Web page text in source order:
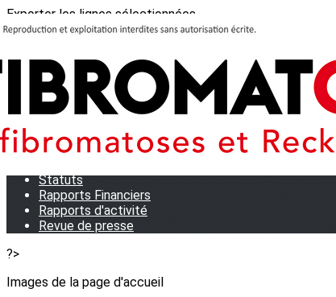
Exporter les lignes sélectionnées
Exporter toutes les colonnes
Qui sommes-nous?
Statuts
Rapports Financiers
Rapports d'activité
Revue de presse
?>
Images de la page d'accueil